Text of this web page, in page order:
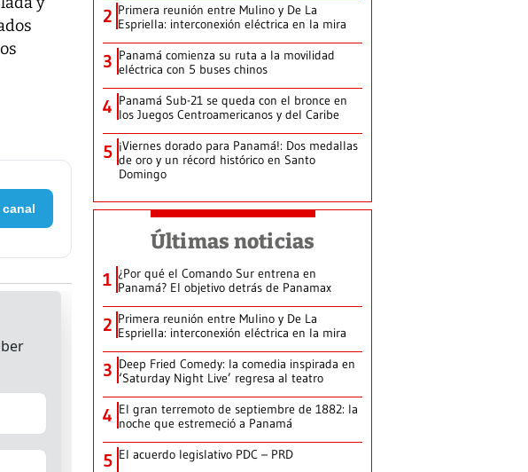
canal
2 Primera reunión entre Mulino y De La
Espriella: interconexión eléctrica en la mira
3 Panamá comienza su ruta a la movilidad
eléctrica con 5 buses chinos
4 Panamá Sub-21 se queda con el bronce en
los Juegos Centroamericanos y del Caribe
5 ¡Viernes dorado para Panamá!: Dos medallas
de oro y un récord histórico en Santo
Domingo
Últimas noticias
1 ¿Por qué el Comando Sur entrena en
Panamá? El objetivo detrás de Panamax
2 Primera reunión entre Mulino y De La
Espriella: interconexión eléctrica en la mira
3 Deep Fried Comedy: la comedia inspirada en
‘Saturday Night Live’ regresa al teatro
4 El gran terremoto de septiembre de 1882: la
noche que estremeció a Panamá
5 El acuerdo legislativo PDC – PRD